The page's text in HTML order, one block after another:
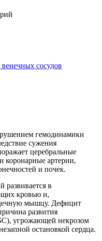
венечных сосудов
гемодинамики
сужения
церебральные
коронарные артерии,
и почек.
развивается в
кровью и,
мышцу. Дефицит
развития
угрожающей некрозом
остановкой сердца.